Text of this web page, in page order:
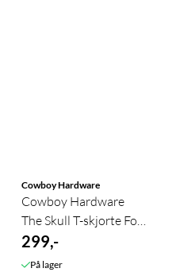
Cowboy Hardware
Cowboy Hardware
The Skull T-skjorte For
Gutt
299,-
På lager